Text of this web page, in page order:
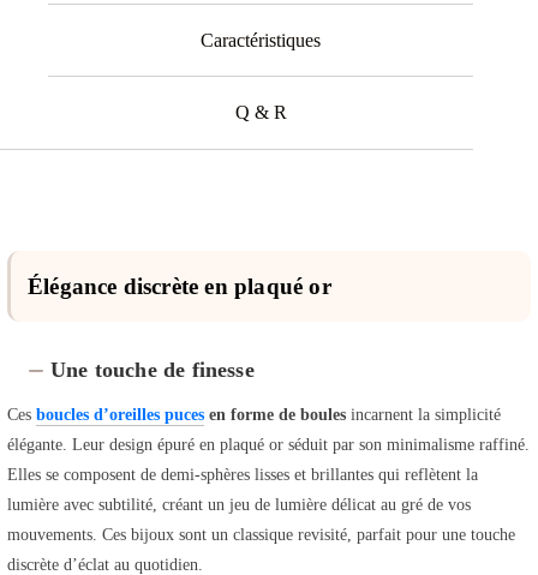
Caractéristiques
Q & R
Élégance discrète en plaqué or
Une touche de finesse
Ces boucles d’oreilles puces en forme de boules incarnent la simplicité
élégante. Leur design épuré en plaqué or séduit par son minimalisme raffiné.
Elles se composent de demi-sphères lisses et brillantes qui reflètent la
lumière avec subtilité, créant un jeu de lumière délicat au gré de vos
mouvements. Ces bijoux sont un classique revisité, parfait pour une touche
discrète d’éclat au quotidien.